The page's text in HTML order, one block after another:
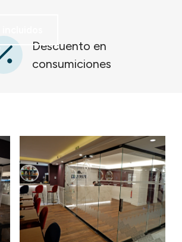
Descuento en
consumiciones